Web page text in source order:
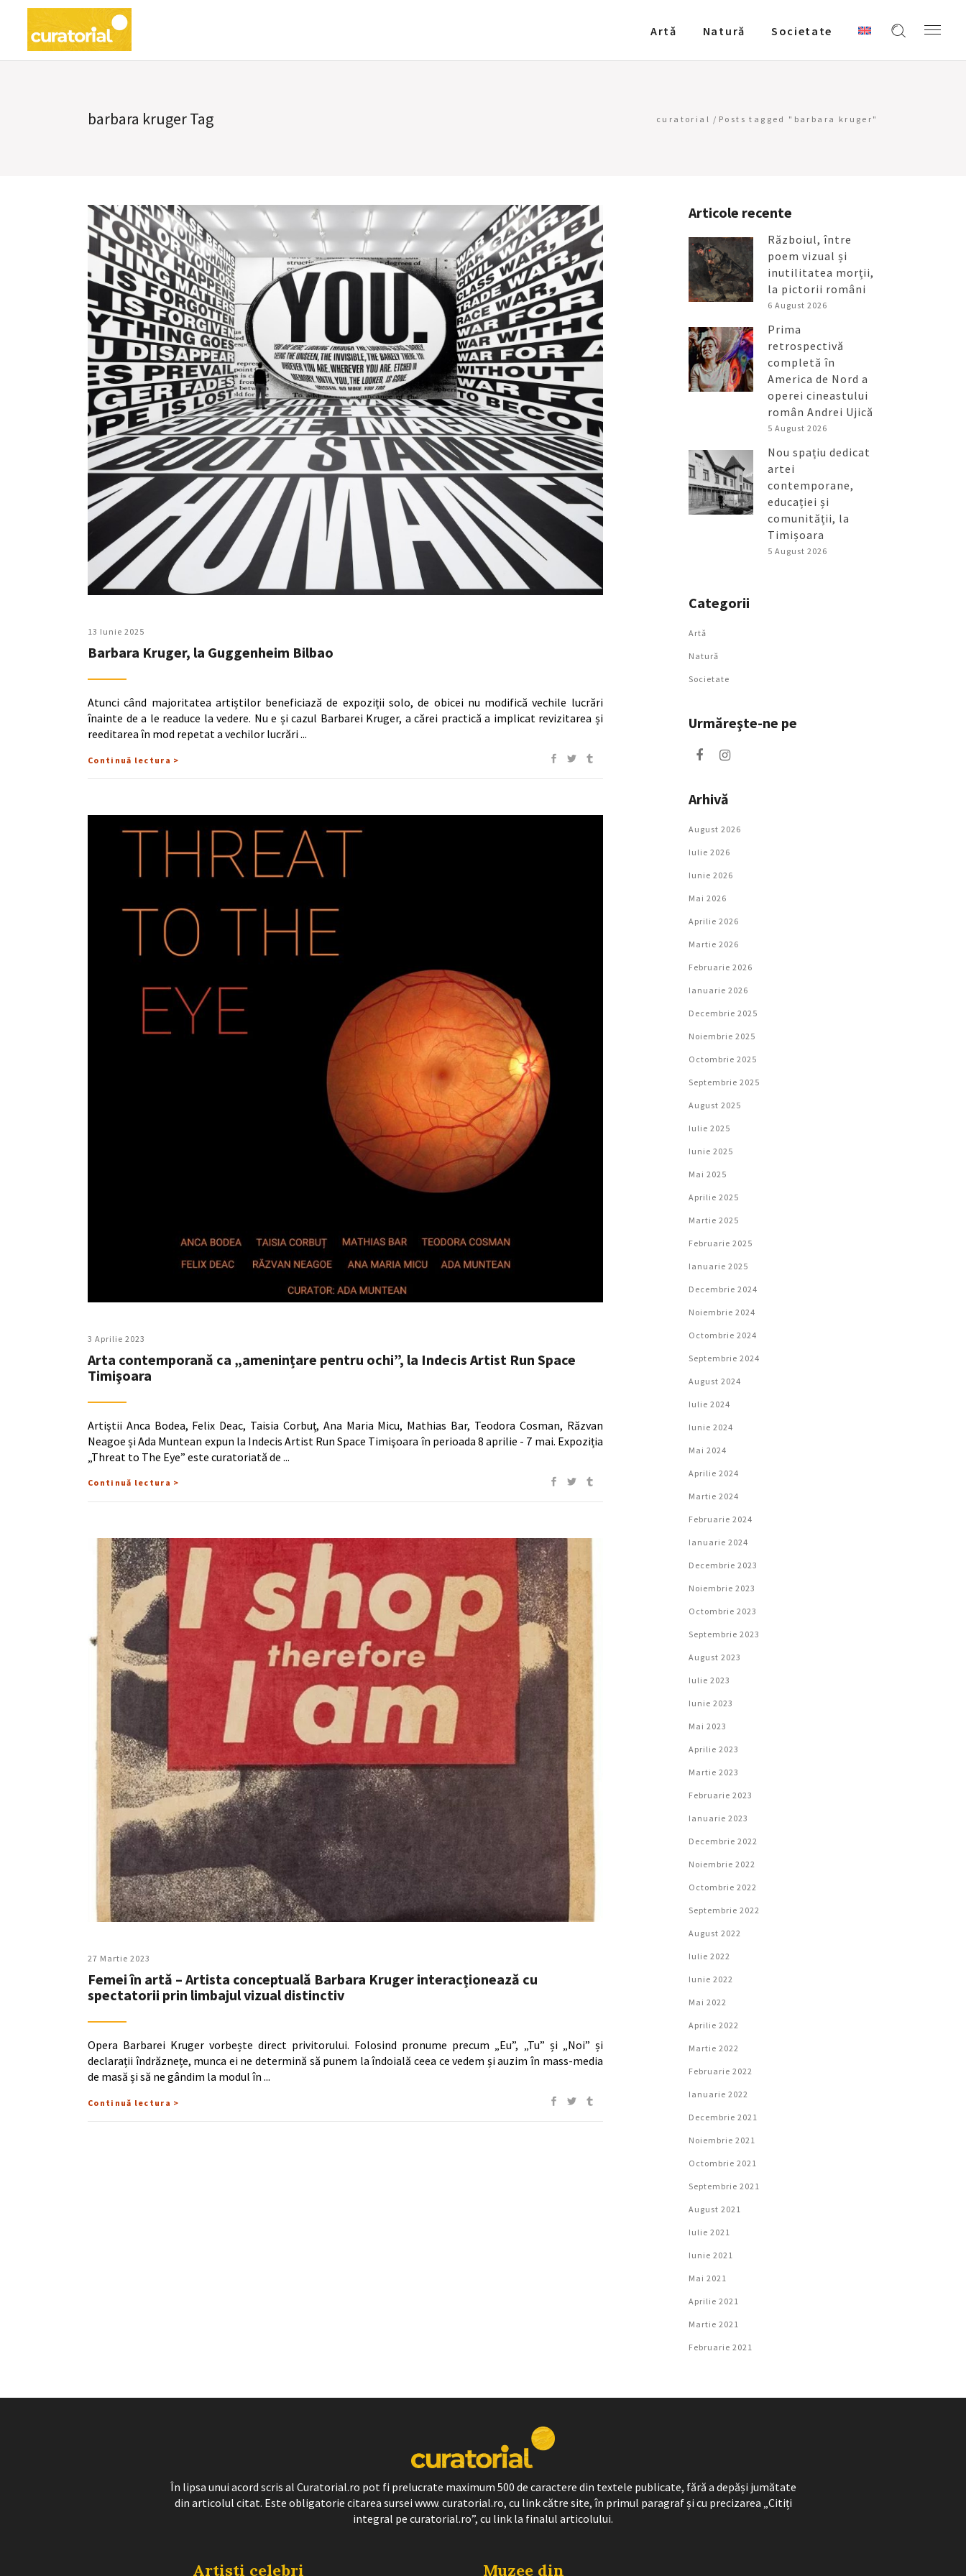
Artǎ Natură Societate
barbara kruger Tag curatorial / Posts tagged "barbara kruger"
13 Iunie 2025
Barbara Kruger, la Guggenheim Bilbao
Atunci când majoritatea artiștilor beneficiază de expoziții solo, de obicei nu modifică vechile lucrări
înainte de a le readuce la vedere. Nu e și cazul Barbarei Kruger, a cărei practică a implicat revizitarea și
reeditarea în mod repetat a vechilor lucrări
Continuă lectura >
3 Aprilie 2023
Arta contemporană ca „amenințare pentru ochi”, la Indecis Artist Run Space
Timişoara
Artiştii Anca Bodea, Felix Deac, Taisia Corbuţ, Ana Maria Micu, Mathias Bar, Teodora Cosman, Răzvan
Neagoe și Ada Muntean expun la Indecis Artist Run Space Timişoara în perioada 8 aprilie - 7 mai. Expoziția
„Threat to The Eye” este curatoriată de
Continuă lectura >
27 Martie 2023
Femei în artă – Artista conceptuală Barbara Kruger interacționează cu
spectatorii prin limbajul vizual distinctiv
Opera Barbarei Kruger vorbește direct privitorului. Folosind pronume precum „Eu”, „Tu” și „Noi” și
declarații îndrăznețe, munca ei ne determină să punem la îndoială ceea ce vedem și auzim în mass-media
de masă și să ne gândim la modul în
Continuă lectura >
Articole recente
Războiul, între
poem vizual și
inutilitatea morții,
la pictorii români
6 August 2026
Prima
retrospectivă
completă în
America de Nord a
operei cineastului
român Andrei Ujică
5 August 2026
Nou spațiu dedicat
artei
contemporane,
educației și
comunității, la
Timișoara
5 August 2026
Categorii
Artǎ
Natură
Societate
Urmăreşte-ne pe
Arhivă
August 2026
Iulie 2026
Iunie 2026
Mai 2026
Aprilie 2026
Martie 2026
Februarie 2026
Ianuarie 2026
Decembrie 2025
Noiembrie 2025
Octombrie 2025
Septembrie 2025
August 2025
Iulie 2025
Iunie 2025
Mai 2025
Aprilie 2025
Martie 2025
Februarie 2025
Ianuarie 2025
Decembrie 2024
Noiembrie 2024
Octombrie 2024
Septembrie 2024
August 2024
Iulie 2024
Iunie 2024
Mai 2024
Aprilie 2024
Martie 2024
Februarie 2024
Ianuarie 2024
Decembrie 2023
Noiembrie 2023
Octombrie 2023
Septembrie 2023
August 2023
Iulie 2023
Iunie 2023
Mai 2023
Aprilie 2023
Martie 2023
Februarie 2023
Ianuarie 2023
Decembrie 2022
Noiembrie 2022
Octombrie 2022
Septembrie 2022
August 2022
Iulie 2022
Iunie 2022
Mai 2022
Aprilie 2022
Martie 2022
Februarie 2022
Ianuarie 2022
Decembrie 2021
Noiembrie 2021
Octombrie 2021
Septembrie 2021
August 2021
Iulie 2021
Iunie 2021
Mai 2021
Aprilie 2021
Martie 2021
Februarie 2021
În lipsa unui acord scris al Curatorial.ro pot fi prelucrate maximum 500 de caractere din textele publicate, fără a depăși jumătate
din articolul citat. Este obligatorie citarea sursei www. curatorial.ro, cu link către site, în primul paragraf și cu precizarea „Citiți
integral pe curatorial.ro”, cu link la finalul articolului.
Artisti celebri Muzee din